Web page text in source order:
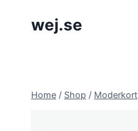
wej.se
Home / Shop / Moderkort